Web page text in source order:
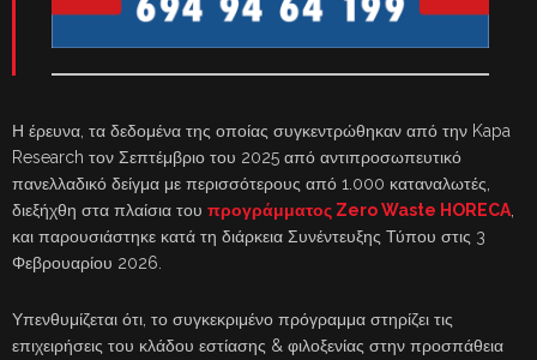
Η έρευνα, τα δεδομένα της οποίας συγκεντρώθηκαν από την Kapa
Research τον Σεπτέμβριο του 2025 από αντιπροσωπευτικό
πανελλαδικό δείγμα με περισσότερους από 1.000 καταναλωτές,
διεξήχθη στα πλαίσια του προγράμματος Zero Waste HORECA
και παρουσιάστηκε κατά τη διάρκεια Συνέντευξης Τύπου στις 3
Φεβρουαρίου 2026.
Υπενθυμίζεται ότι, το συγκεκριμένο πρόγραμμα στηρίζει τις
επιχειρήσεις του κλάδου εστίασης & φιλοξενίας στην προσπάθεια